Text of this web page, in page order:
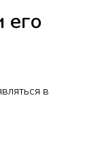
его
в